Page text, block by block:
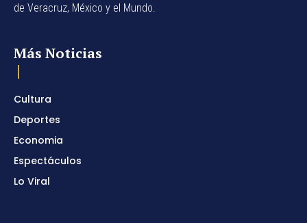
de Veracruz, México y el Mundo.
Más Noticias
Cultura
Deportes
Economia
Espectáculos
Lo Viral